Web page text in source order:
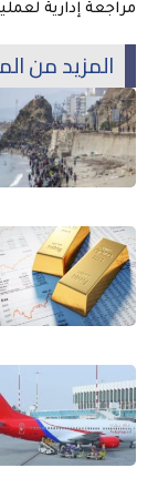
مراجعة إدارية
المزيد من